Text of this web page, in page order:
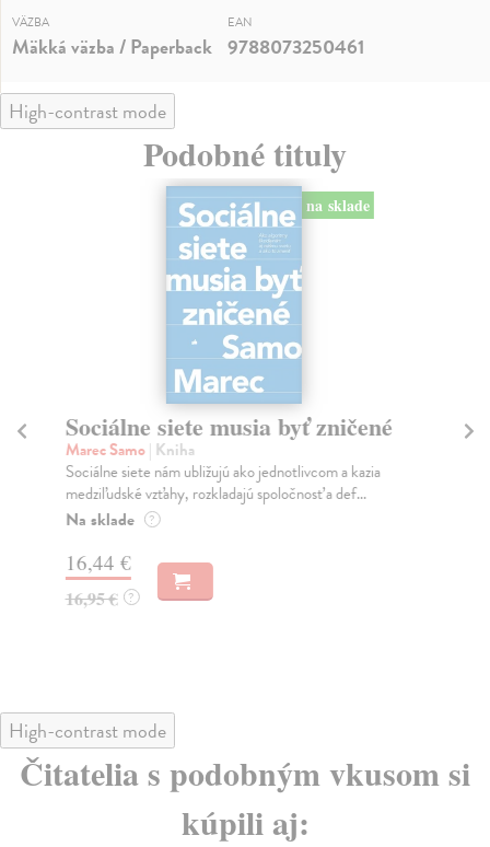
VÄZBA
Mäkká väzba / Paperback
EAN
9788073250461
High-contrast mode
Podobné tituly
na sklade
Sociálne siete musia byť zničené
Marec Samo| Kniha
Sociálne siete nám ubližujú ako jednotlivcom a kazia
medziľudské vzťahy, rozkladajú spoločnosť a def...
Na sklade ?
16,44 €
16,95 € ?
High-contrast mode
Čitatelia s podobným vkusom si
kúpili aj: